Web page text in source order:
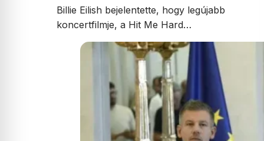
Billie Eilish bejelentette, hogy legújabb
koncertfilmje, a Hit Me Hard…